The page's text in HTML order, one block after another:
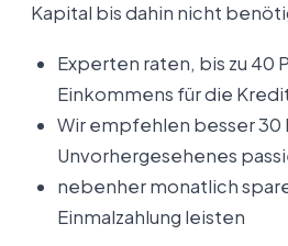
Kapital bis dahin nicht
Experten raten, bis zu 40
Einkommens für die
Wir empfehlen besser 30
Unvorhergesehenes
nebenher monatlich
Einmalzahlung leisten